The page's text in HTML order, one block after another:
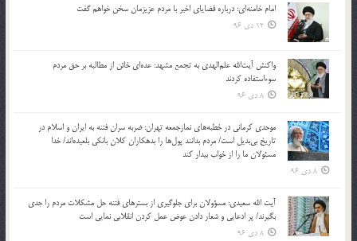
امام خامنه‌ای: درباره قضایای اخیر با مردم عزیزمان سخن خواهم گفت
12 دی 96
واکنش آیت‌الله علم‌الهدی به تجمع مشهد: عده‌ای خائن از مطالبه بر حق مردم
سوءاستفاده کردند
8 دی 96
موحدی کرمانی در خطبه‌های نمازجمعه تهران: ضربه‌ سران فتنه به ایران و اسلام در
تاریخ بی‌بدیل است/ مردم بدانند پول‌ها را بدهکاران کلان بانکی بلعیده‌اند/ خدا
مسئولان ما را از خواب بیدار کند
8 دی 96
آیت الله سعیدی: مسؤولان برای جلوگیری از بسترهای فتنه حل مشکلات مردم را جدی
بگیرند/ پر ادعایی و شعار دادن عوض عمل کردن انقلابی نمایی است
8 دی 96